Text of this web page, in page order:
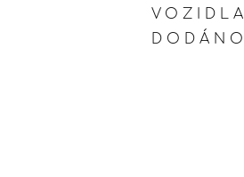
VOZIDLA
DODÁNO